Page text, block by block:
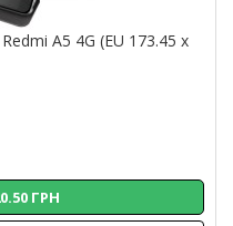
A5 4G (EU 173.45 x
ГРН